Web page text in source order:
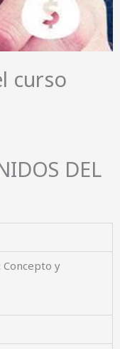
curso
DEL
y